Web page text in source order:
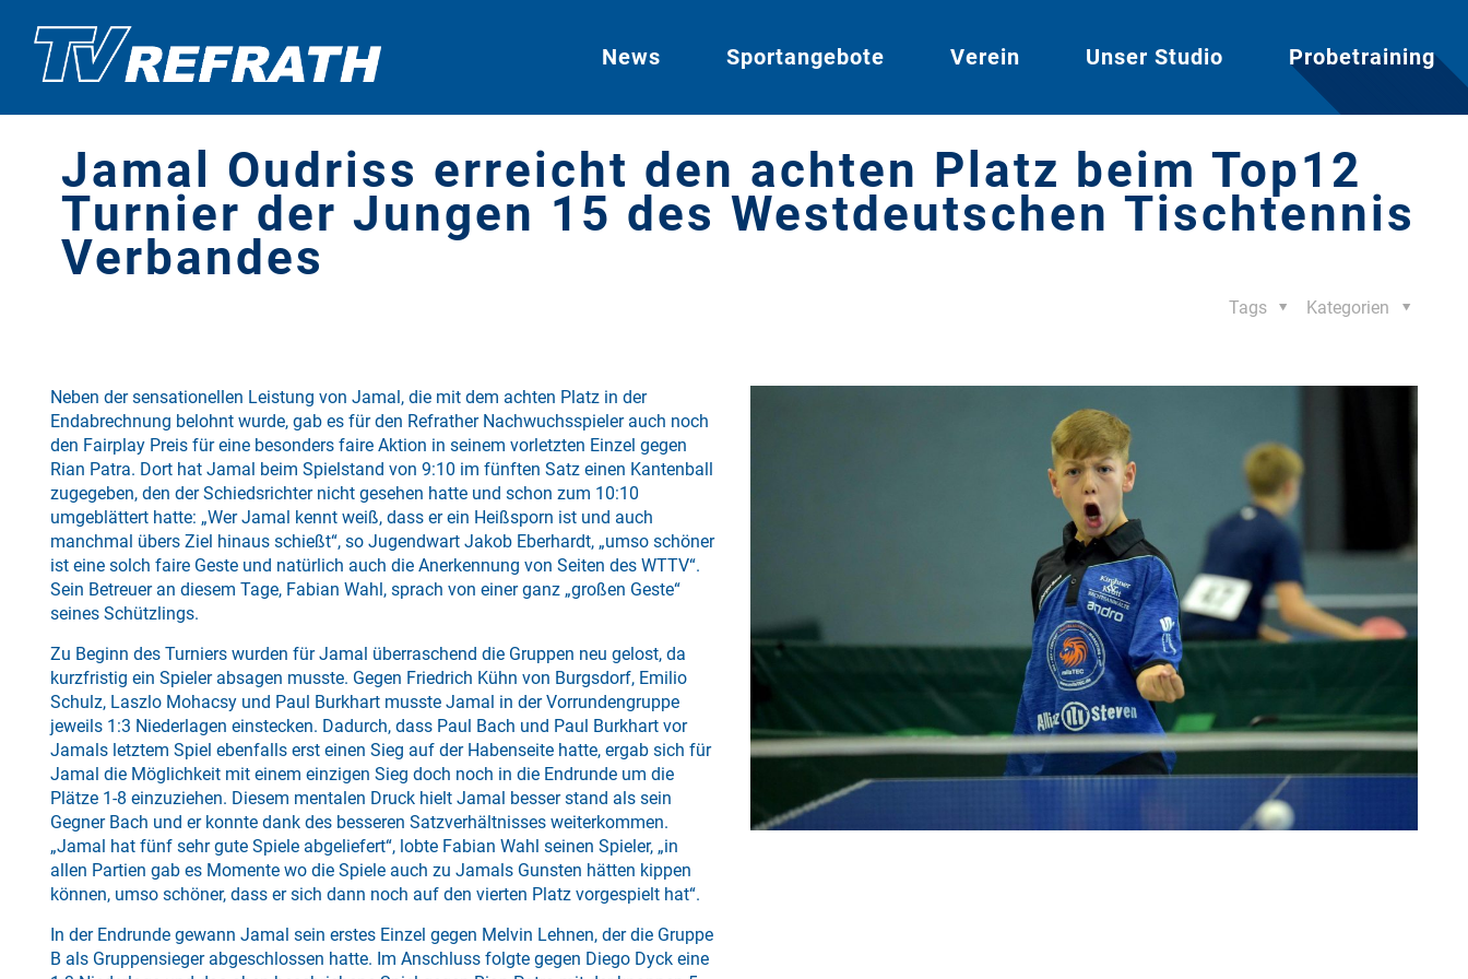
News Sportangebote Verein Unser Studio Probetraining
Jamal Oudriss erreicht den achten Platz beim Top12
Turnier der Jungen 15 des Westdeutschen Tischtennis
Verbandes
Kategorien
Tags
Neben der sensationellen Leistung von Jamal, die mit dem achten Platz in der
Endabrechnung belohnt wurde, gab es für den Refrather Nachwuchsspieler auch noch
den Fairplay Preis für eine besonders faire Aktion in seinem vorletzten Einzel gegen
Rian Patra. Dort hat Jamal beim Spielstand von 9:10 im fünften Satz einen Kantenball
zugegeben, den der Schiedsrichter nicht gesehen hatte und schon zum 10:10
umgeblättert hatte: „Wer Jamal kennt weiß, dass er ein Heißsporn ist und auch
manchmal übers Ziel hinaus schießt“, so Jugendwart Jakob Eberhardt, „umso schöner
ist eine solch faire Geste und natürlich auch die Anerkennung von Seiten des WTTV“.
Sein Betreuer an diesem Tage, Fabian Wahl, sprach von einer ganz „großen Geste“
seines Schützlings.
Zu Beginn des Turniers wurden für Jamal überraschend die Gruppen neu gelost, da
kurzfristig ein Spieler absagen musste. Gegen Friedrich Kühn von Burgsdorf, Emilio
Schulz, Laszlo Mohacsy und Paul Burkhart musste Jamal in der Vorrundengruppe
jeweils 1:3 Niederlagen einstecken. Dadurch, dass Paul Bach und Paul Burkhart vor
Jamals letztem Spiel ebenfalls erst einen Sieg auf der Habenseite hatte, ergab sich für
Jamal die Möglichkeit mit einem einzigen Sieg doch noch in die Endrunde um die
Plätze 1-8 einzuziehen. Diesem mentalen Druck hielt Jamal besser stand als sein
Gegner Bach und er konnte dank des besseren Satzverhältnisses weiterkommen.
„Jamal hat fünf sehr gute Spiele abgeliefert“, lobte Fabian Wahl seinen Spieler, „in
allen Partien gab es Momente wo die Spiele auch zu Jamals Gunsten hätten kippen
können, umso schöner, dass er sich dann noch auf den vierten Platz vorgespielt hat“.
In der Endrunde gewann Jamal sein erstes Einzel gegen Melvin Lehnen, der die Gruppe
B als Gruppensieger abgeschlossen hatte. Im Anschluss folgte gegen Diego Dyck eine